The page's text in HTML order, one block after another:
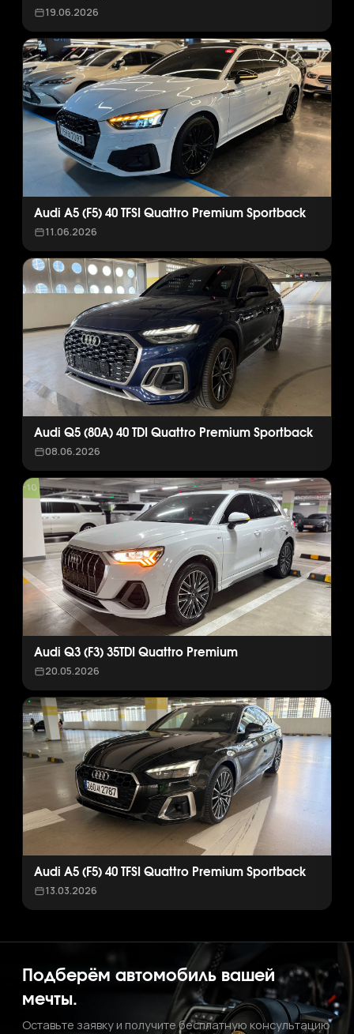
19.06.2026
Audi A5 (F5) 40 TFSI Quattro Premium Sportback
11.06.2026
Audi Q5 (80A) 40 TDI Quattro Premium Sportback
08.06.2026
Audi Q3 (F3) 35TDI Quattro Premium
20.05.2026
Audi A5 (F5) 40 TFSI Quattro Premium Sportback
13.03.2026
Подберём автомобиль вашей
мечты.
Оставьте заявку и получите бесплатную консультацию